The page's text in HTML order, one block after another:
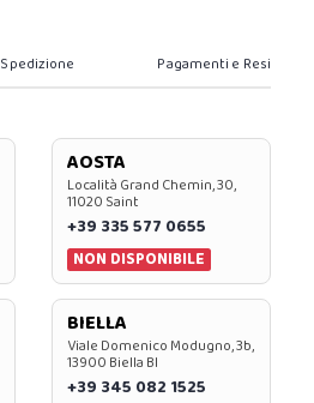
Spedizione Pagamenti e Resi
AOSTA
Località Grand Chemin, 30,
11020 Saint
+39 335 577 0655
NON DISPONIBILE
BIELLA
Viale Domenico Modugno, 3b,
13900 Biella BI
+39 345 082 1525